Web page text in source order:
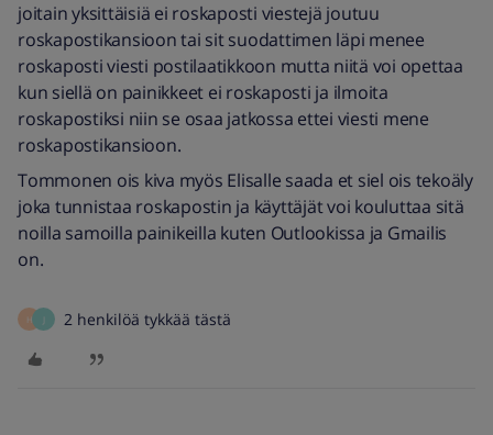
joitain yksittäisiä ei roskaposti viestejä joutuu
roskapostikansioon tai sit suodattimen läpi menee
roskaposti viesti postilaatikkoon mutta niitä voi opettaa
kun siellä on painikkeet ei roskaposti ja ilmoita
roskapostiksi niin se osaa jatkossa ettei viesti mene
roskapostikansioon.
Tommonen ois kiva myös Elisalle saada et siel ois tekoäly
joka tunnistaa roskapostin ja käyttäjät voi kouluttaa sitä
noilla samoilla painikeilla kuten Outlookissa ja Gmailis
on.
H 2 henkilöä tykkää tästä